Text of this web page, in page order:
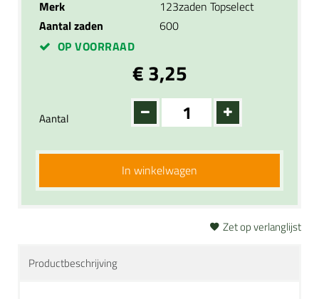
Merk
123zaden Topselect
Aantal zaden
600
OP VOORRAAD
€ 3,25
Aantal
In winkelwagen
Zet op verlanglijst
Productbeschrijving